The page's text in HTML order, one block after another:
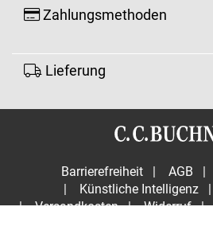
Zahlungsmethoden
Lieferung
Barrierefreiheit | AGB |
|
Künstliche Intelligenz |
|
Versandkosten | Widerruf |